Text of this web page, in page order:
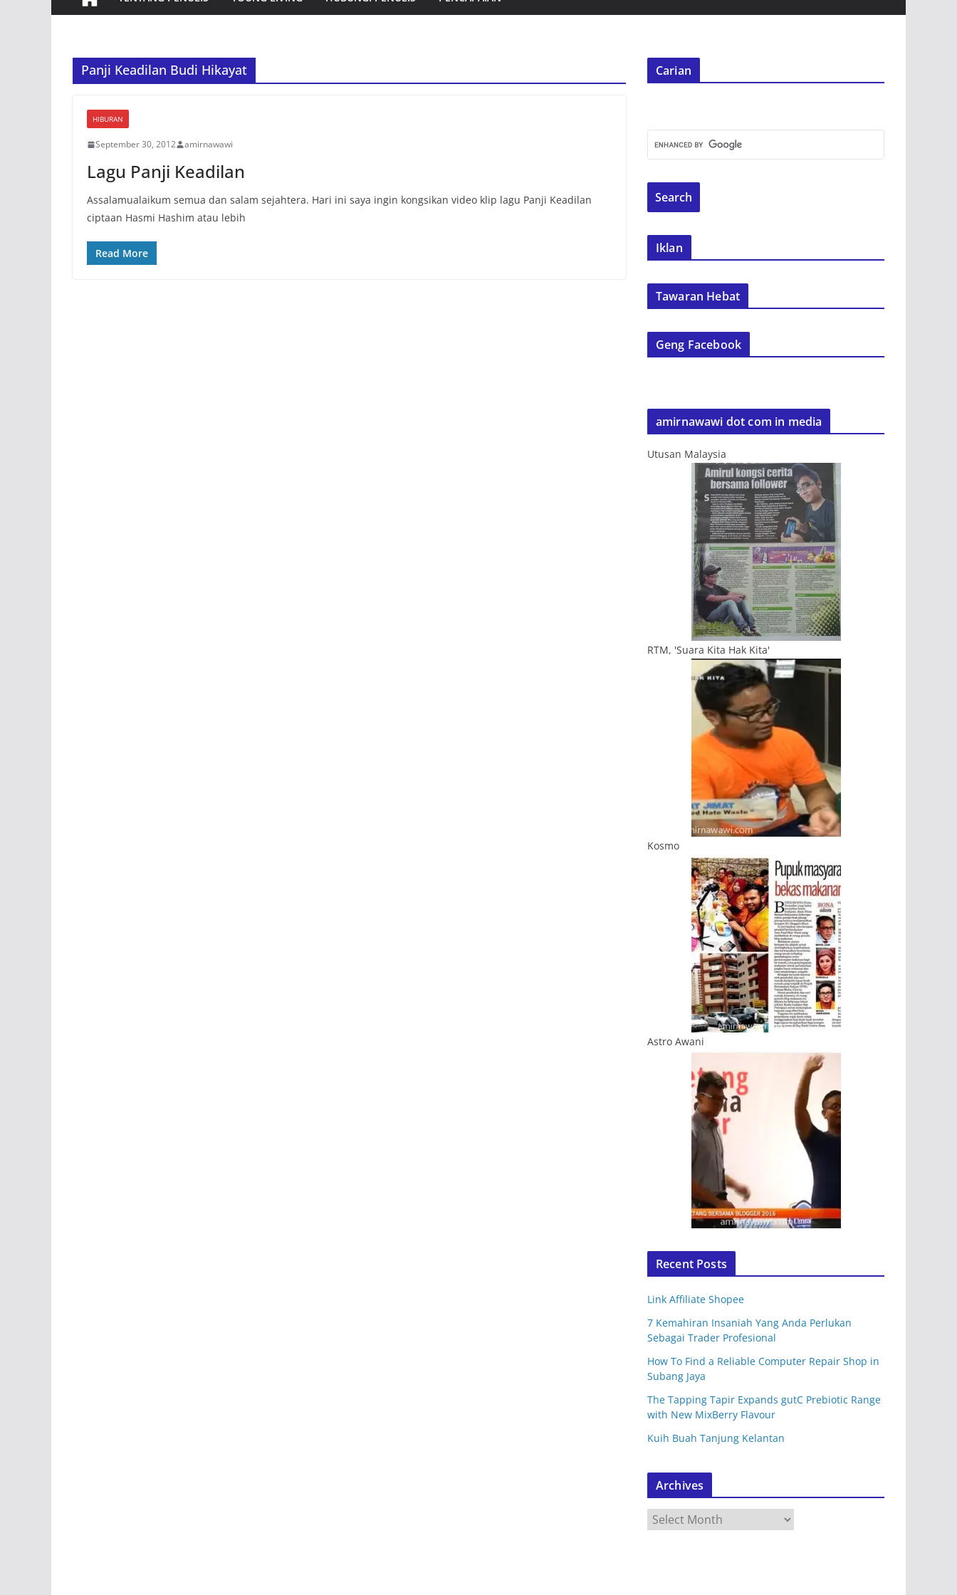
Panji Keadilan Budi Hikayat
HIBURAN
September 30, 2012 amirnawawi
Lagu Panji Keadilan
Assalamualaikum semua dan salam sejahtera. Hari ini saya ingin kongsikan video klip lagu Panji Keadilan
ciptaan Hasmi Hashim atau lebih
Read More
Carian
Iklan
Tawaran Hebat
Geng Facebook
amirnawawi dot com in media
Utusan Malaysia
RTM, 'Suara Kita Hak Kita'
Kosmo
Astro Awani
Recent Posts
Link Affiliate Shopee
7 Kemahiran Insaniah Yang Anda Perlukan
Sebagai Trader Profesional
How To Find a Reliable Computer Repair Shop in
Subang Jaya
The Tapping Tapir Expands gutC Prebiotic Range
with New MixBerry Flavour
Kuih Buah Tanjung Kelantan
Archives
r